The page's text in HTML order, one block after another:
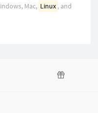
Mac, Linux , and